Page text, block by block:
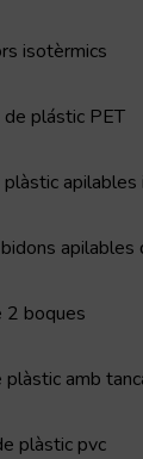
isotèrmics
plástic PET
apilables
bidons
2 boques
plàstic amb
plàstic pvc